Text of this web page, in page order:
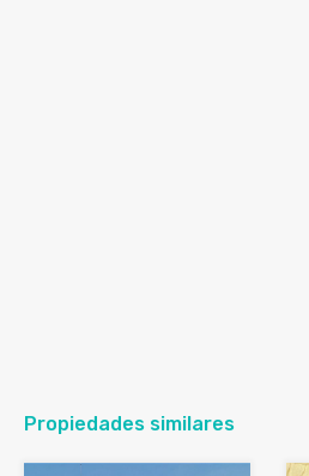
Propiedades similares